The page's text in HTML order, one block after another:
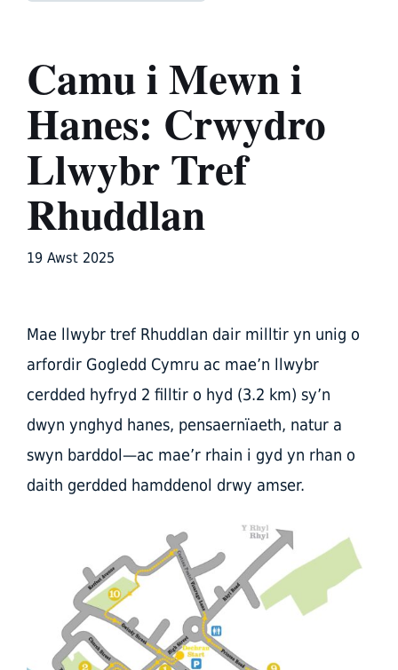
Camu i Mewn i
Hanes: Crwydro
Llwybr Tref
Rhuddlan
19 Awst 2025
Mae llwybr tref Rhuddlan dair milltir yn unig o
arfordir Gogledd Cymru ac mae’n llwybr
cerdded hyfryd 2 filltir o hyd (3.2 km) sy’n
dwyn ynghyd hanes, pensaernïaeth, natur a
swyn barddol—ac mae’r rhain i gyd yn rhan o
daith gerdded hamddenol drwy amser.